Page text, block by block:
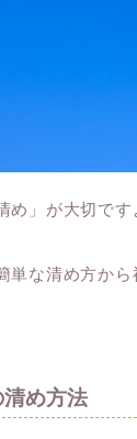
」が大切です
単な清め方か
め方法